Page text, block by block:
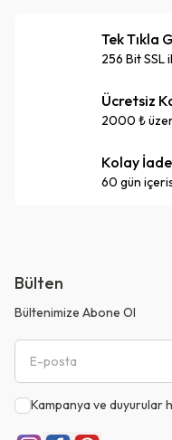
Tek Tıkla
256 Bit SSL
Ücretsiz
2000 ₺
Kolay İade
60 gün
Bülten
Bültenimize Abone Ol
Kampanya ve duyurular